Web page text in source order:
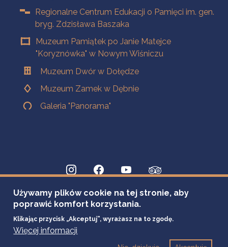
Regionalne Centrum Edukacji o Pamięci im. gen.
bryg. Zdzisława Baszaka
Muzeum Pamiątek po Janie Matejce
"Koryznówka" w Nowym Wiśniczu
Muzeum Dwór w Dołędze
Muzeum Zamek w Dębnie
Galeria "Panorama"
Używamy plików cookie na tej stronie, aby
poprawić komfort korzystania.
Klikając przycisk „Akceptuj”, wyrażasz na to zgodę.
Więcej informacji